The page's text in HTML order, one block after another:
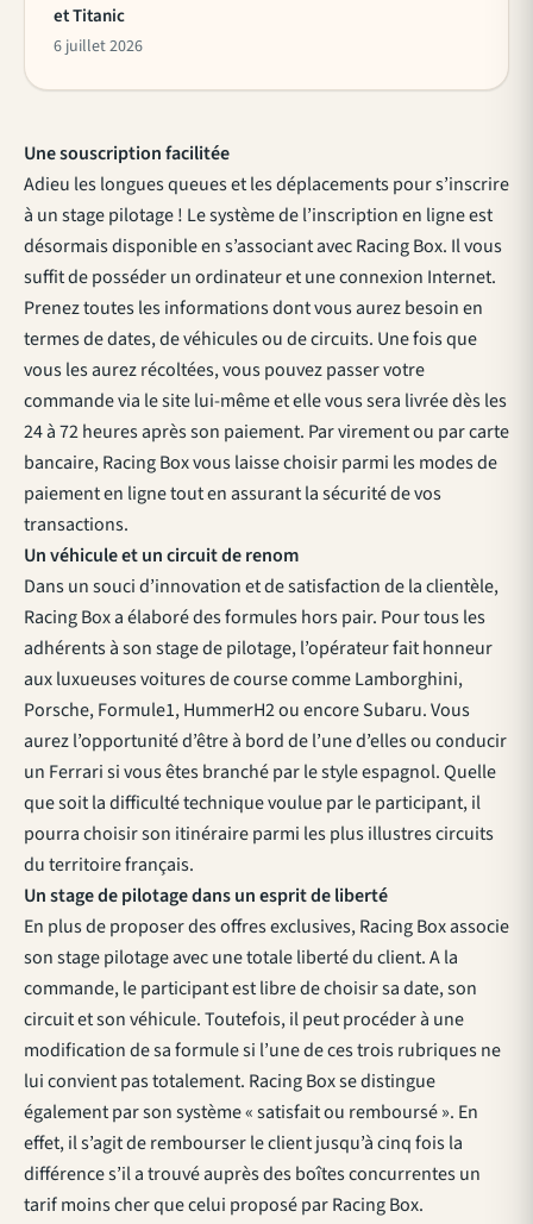
Une souscription facilitée
Adieu les longues queues et les déplacements pour s’inscrire
à un stage pilotage ! Le système de l’inscription en ligne est
désormais disponible en s’associant avec Racing Box. Il vous
suffit de posséder un ordinateur et une connexion Internet.
Prenez toutes les informations dont vous aurez besoin en
termes de dates, de véhicules ou de circuits. Une fois que
vous les aurez récoltées, vous pouvez passer votre
commande via le site lui-même et elle vous sera livrée dès les
24 à 72 heures après son paiement. Par virement ou par carte
bancaire, Racing Box vous laisse choisir parmi les modes de
paiement en ligne tout en assurant la sécurité de vos
transactions.
Un véhicule et un circuit de renom
Dans un souci d’innovation et de satisfaction de la clientèle,
Racing Box a élaboré des formules hors pair. Pour tous les
adhérents à son stage de pilotage, l’opérateur fait honneur
aux luxueuses voitures de course comme Lamborghini,
Porsche, Formule1, HummerH2 ou encore Subaru. Vous
aurez l’opportunité d’être à bord de l’une d’elles ou conducir
un Ferrari si vous êtes branché par le style espagnol. Quelle
que soit la difficulté technique voulue par le participant, il
pourra choisir son itinéraire parmi les plus illustres circuits
du territoire français.
Un stage de pilotage dans un esprit de liberté
En plus de proposer des offres exclusives, Racing Box associe
son stage pilotage avec une totale liberté du client. A la
commande, le participant est libre de choisir sa date, son
circuit et son véhicule. Toutefois, il peut procéder à une
modification de sa formule si l’une de ces trois rubriques ne
lui convient pas totalement. Racing Box se distingue
également par son système « satisfait ou remboursé ». En
effet, il s’agit de rembourser le client jusqu’à cinq fois la
différence s’il a trouvé auprès des boîtes concurrentes un
tarif moins cher que celui proposé par Racing Box.
et Titanic
6 juillet 2026